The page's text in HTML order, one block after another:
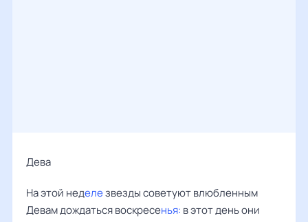
Дева ‌‌
На этой неделезвезды советуют влюбленным
Девам дождаться воскресенья: в этот день они